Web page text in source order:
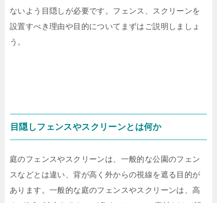
ないよう目隠しが必要です。フェンス、スクリーンを
設置すべき理由や目的についてまずはご説明しましょ
う。
目隠しフェンスやスクリーンとは何か
庭のフェンスやスクリーンは、一般的な公園のフェン
スなどとは違い、背が高く外からの視線を遮る目的が
あります。一般的な庭のフェンスやスクリーンは、高